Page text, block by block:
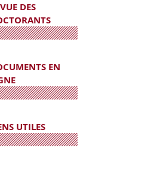
DES
EN
UTILES